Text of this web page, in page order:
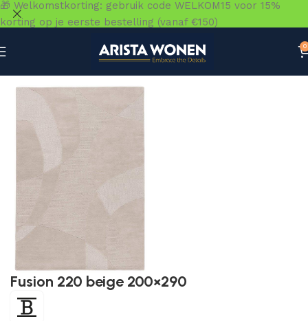
0
Fusion 220 beige 200×290
🎁 Welkomstkorting: gebruik code WELKOM15 voor 15%
korting op je eerste bestelling (vanaf €150)